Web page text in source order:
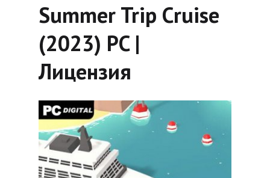
Summer Trip Cruise
(2023) PC |
Лицензия